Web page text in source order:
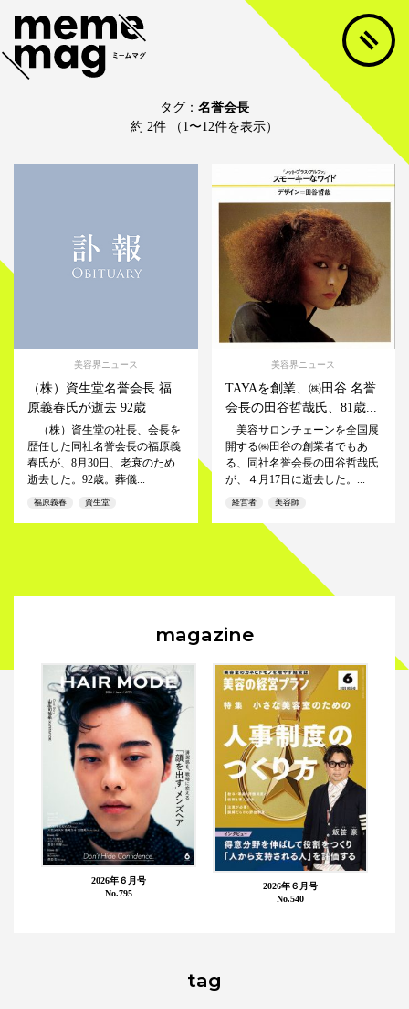
タグ： 名誉会長
約 2件 （1〜12件を表示）
美容界ニュース
（株）資生堂名誉会長 福
原義春氏が逝去 92歳
（株）資生堂の社長、会長を
歴任した同社名誉会長の福原義
春氏が、8月30日、老衰のため
逝去した。92歳。葬儀...
福原義春 資生堂
美容界ニュース
TAYAを創業、㈱田谷 名誉
会長の田谷哲哉氏、81歳...
美容サロンチェーンを全国展
開する㈱田谷の創業者でもあ
る、同社名誉会長の田谷哲哉氏
が、４月17日に逝去した。...
経営者 美容師
magazine
2026年６月号
No.795
2026年６月号
No.540
tag